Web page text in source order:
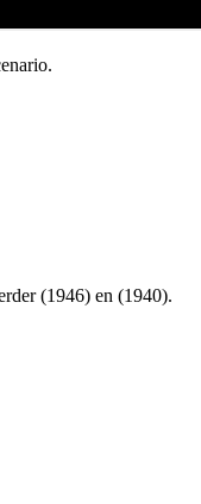
(1946) en (1940).